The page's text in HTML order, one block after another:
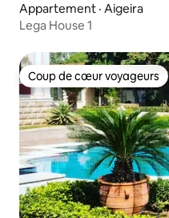
Appartement · Aigeira
Lega House 1
Coup de cœur voyageurs
Coup de cœur voyageurs